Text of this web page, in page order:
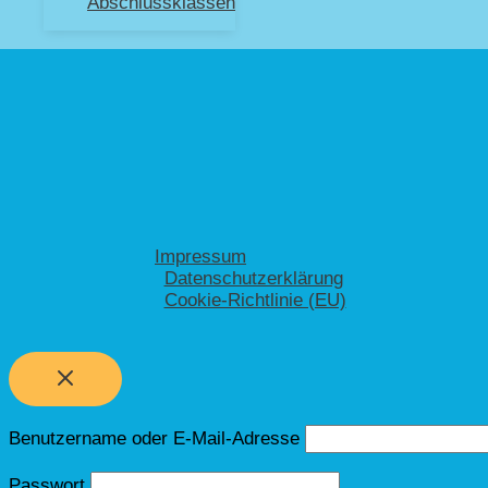
Impressum
Datenschutzerklärung
Cookie-Richtlinie (EU)
Benutzername oder E-Mail-Adresse